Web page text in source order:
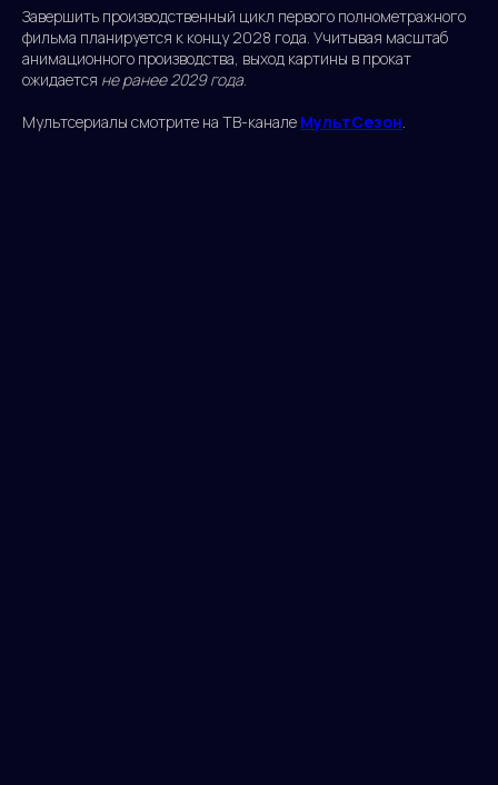
Завершить производственный цикл первого полнометражного
фильма планируется к концу 2028 года. Учитывая масштаб
анимационного производства, выход картины в прокат
ожидается не ранее 2029 года.
Мультсериалы смотрите на ТВ-канале МультСезон.